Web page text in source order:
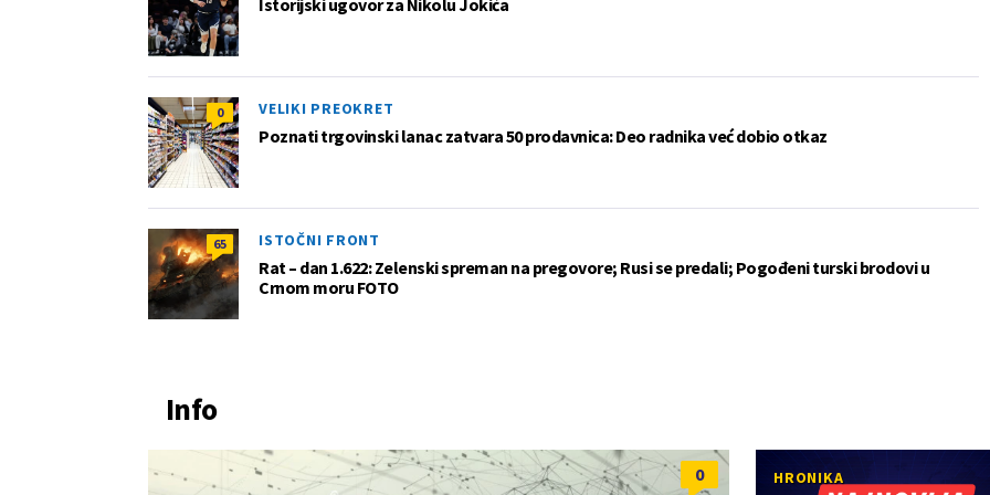
0 VELIKI PREOKRET
Poznati trgovinski lanac zatvara 50 prodavnica: Deo radnika već dobio otkaz
65 ISTOČNI FRONT
Rat – dan 1.622: Zelenski spreman na pregovore; Rusi se predali; Pogođeni turski brodovi u
Crnom moru FOTO
Info
0 HRONIKA